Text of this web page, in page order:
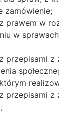
zamówienie;
prawem w
w
przepisami z
przepisami z